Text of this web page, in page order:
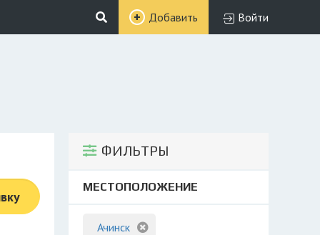
Добавить Войти
ФИЛЬТРЫ
МЕСТОПОЛОЖЕНИЕ
Ачинск